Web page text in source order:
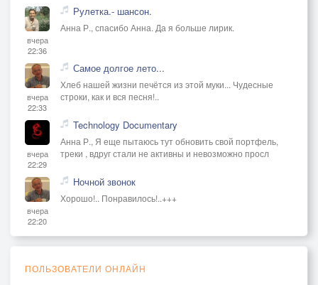
вчера
22:36
Рулетка.- шансон.
Анна Р., спасибо Анна. Да я больше лирик.
вчера
22:33
Самое долгое лето...
Хлеб нашей жизни печётся из этой муки... Чудесные
строки, как и вся песня!..
вчера
22:29
Technology Documentary
Анна Р., Я еще пытаюсь тут обновить свой портфель,
треки , вдруг стали не активны и невозможно просл
вчера
22:20
Ночной звонок
Хорошо!.. Понравилось!..+++
ПОЛЬЗОВАТЕЛИ ОНЛАЙН